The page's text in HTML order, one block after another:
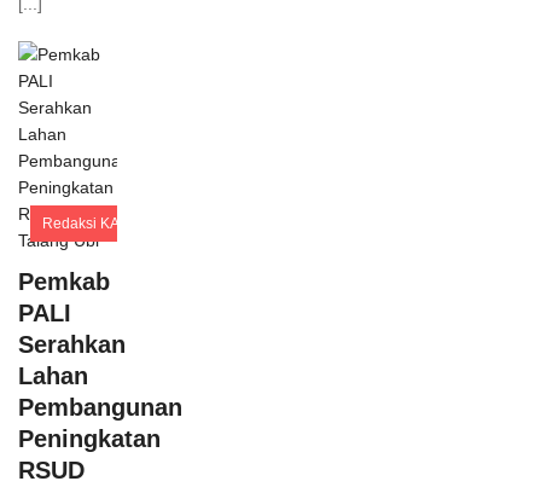
Redaksi KABARPALI
Pemkab
PALI
Serahkan
Lahan
Pembangunan
Peningkatan
RSUD